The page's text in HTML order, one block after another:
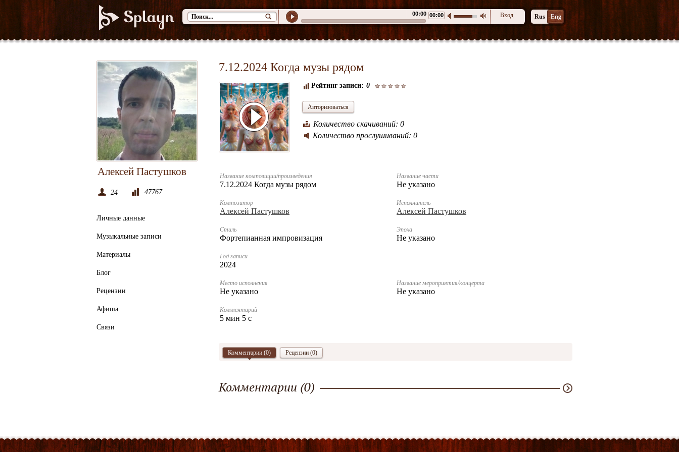
00:00 00:00 Вход Rus Eng
Алексей Пастушков
24 47767
Личные данные
Музыкальные записи
Материалы
Блог
Рецензии
Афиша
Связи
7.12.2024 Когда музы рядом
Рейтинг записи: 0
Авторизоваться
Количество скачиваний: 0
Количество прослушиваний: 0
Название композиции/произведения
7.12.2024 Когда музы рядом
Название части
Не указано
Композитор
Алексей Пастушков
Исполнитель
Алексей Пастушков
Стиль
Фортепианная импровизация
Эпоха
Не указано
Год записи
2024
Место исполнения
Не указано
Название мероприятия/концерта
Не указано
Комментарий
5 мин 5 с
Комментарии (0) Рецензии (0)
Комментарии (0)